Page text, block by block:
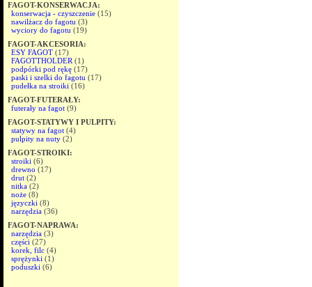
FAGOT-KONSERWACJA:
konserwacja - czyszczenie (15)
nawilżacz do fagotu (3)
wyciory do fagotu (19)
FAGOT-AKCESORIA:
ESY FAGOT (17)
FAGOTTHOLDER (1)
podpórki pod rękę (17)
paski i szelki do fagotu (17)
pudełka na stroiki (16)
FAGOT-FUTERAŁY:
futerały na fagot (9)
FAGOT-STATYWY I PULPITY:
statywy na fagot (4)
pulpity na nuty (2)
FAGOT-STROIKI:
stroiki (6)
drewno (17)
drut (2)
nitka (2)
noże (8)
języczki (8)
narzędzia (36)
FAGOT-NAPRAWA:
narzędzia (3)
części (27)
korek, filc (4)
sprężynki (1)
poduszki (6)